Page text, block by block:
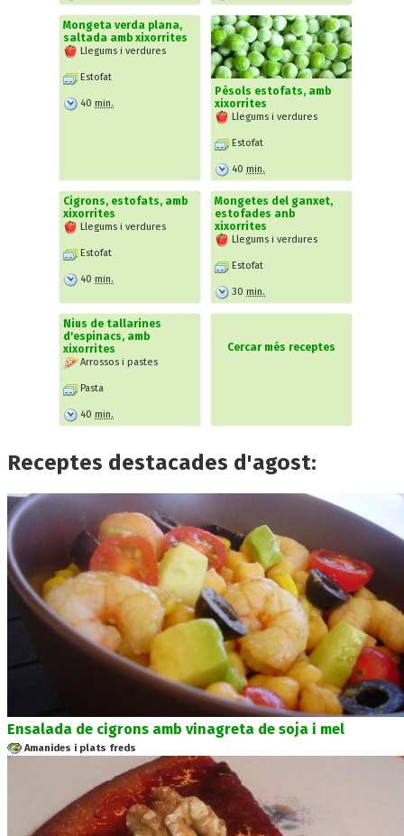
Mongeta verda plana,
saltada amb xixorrites
Llegums i verdures
Estofat
40 min.
Pèsols estofats, amb
xixorrites
Llegums i verdures
Estofat
40 min.
Cigrons, estofats, amb
xixorrites
Llegums i verdures
Estofat
40 min.
Mongetes del ganxet,
estofades anb
xixorrites
Llegums i verdures
Estofat
30 min.
Nius de tallarines
d'espinacs, amb
xixorrites
Arrossos i pastes
Pasta
40 min.
Cercar més receptes
Receptes destacades d'agost:
Ensalada de cigrons amb vinagreta de soja i mel
Amanides i plats freds